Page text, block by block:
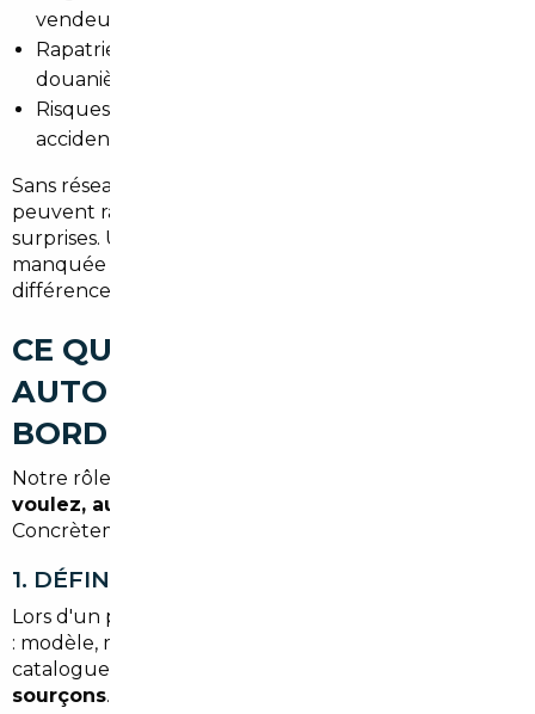
vendeur professionnel
Rapatriement, homologation, démarches
douanières et TVA
Risques liés aux arnaques ou aux véhicules
accidentés mal déclarés
Sans réseau ni expertise, les économies espérées
peuvent rapidement se transformer en mauvaises
surprises. Un véhicule mal contrôlé ou une formalité
manquée peut coûter bien plus cher que la
différence de prix initiale.
CE QUE FAIT UN COURTIER
AUTOMOBILE POUR VOUS À
BORDEAUX
Notre rôle est simple :
voulez, au prix juste, sans les risques
Concrètement, voici comment nous travaillons :
1. DÉFINIR VOTRE PROJET ENSEMBLE
Lors d'un premier échange, nous cernons vos besoins
: modèle, motorisation, budget, délai. Pas de
catalogue imposé —
sourçons.